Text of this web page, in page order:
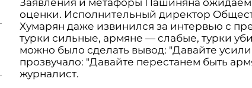
Заявления и метафоры Пашиняна
оценки. Исполнительный директор
Хумарян даже извинился за интервью с
турки сильные, армяне — слабые, турки
можно было сделать вывод: "Давайте
прозвучало: "Давайте перестанем быть
журналист.